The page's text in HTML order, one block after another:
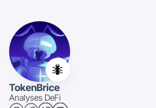
🐜
TokenBrice
Analyses DeFi